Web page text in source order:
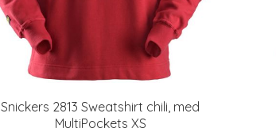
Snickers 2813 Sweatshirt chili, med
MultiPockets XS